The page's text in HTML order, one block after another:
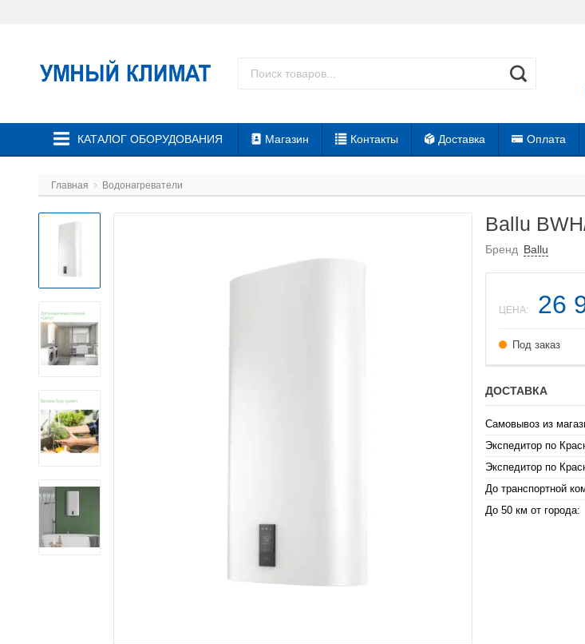
КАТАЛОГ ОБОРУДОВАНИЯ Магазин Контакты Доставка Оплата
Главная Водонагреватели
Ballu
Бренд Ballu
ЦЕНА: 26
Под заказ
ДОСТАВКА
Самовывоз из
Экспедитор по
Экспедитор по
До транспортной
До 50 км от города: